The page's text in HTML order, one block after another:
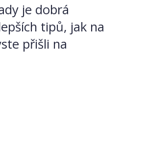
je dobrá
tipů, jak na
přišli na